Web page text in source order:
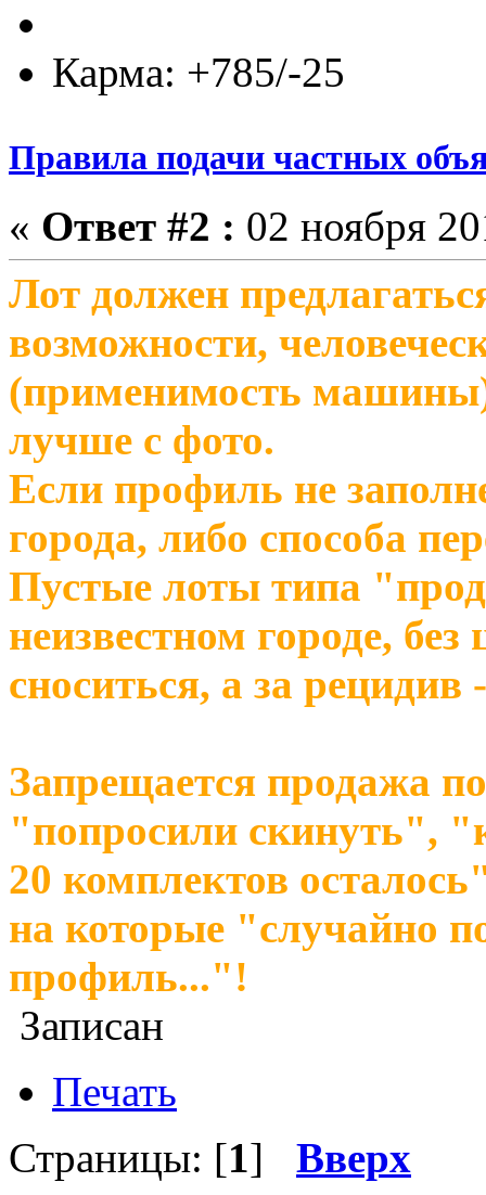
Карма: +785/-25
Правила подачи частных
« Ответ #2 : 02 ноября
Лот должен
возможности,
(применимость
лучше с фото.
Если профиль не
города, либо способа
Пустые лоты типа
неизвестном городе,
сноситься, а за рецидив
Запрещается продажа
"попросили скинуть",
20 комплектов
на которые "случайно
профиль..."!
Записан
Печать
Страницы: [1] Вверх